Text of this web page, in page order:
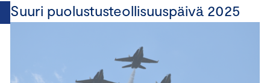
Suuri puolustusteollisuuspäivä 2025